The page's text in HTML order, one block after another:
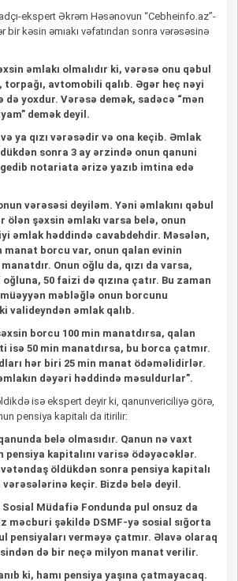
ekspert Əkrəm Həsənovun “Cebheinfo.az”-
bir kəsin əmıakı vəfatından sonra vərəsəsinə
əmlakı olmalıdır ki, vərəsə onu qəbul
torpağı, avtomobili qalıb. Əgər heç nəyi
də yoxdur. Vərəsə demək, sadəcə “mən
demək deyil.
ya qızı vərəsədir və ona keçib. Əmlak
sonra 3 ay ərzində onun qanuni
notariata ərizə yazıb imtina edə
vərəsəsi deyiləm. Yəni əmlakını qəbul
şəxsin əmlakı varsa belə, onun
əmlak həddində cavabdehdir. Məsələn,
manat borcu var, onun qalan evinin
Onun oğlu da, qızı da varsa,
50 faizi də qızına çatır. Bu zaman
müəyyən məbləğlə onun borcunu
valideyndən əmlak qalıb.
borcu 100 min manatdırsa, qalan
isə 50 min manatdırsa, bu borca çatmır.
hər biri 25 min manat ödəməlidirlər.
dəyəri həddində məsuldurlar”.
isə ekspert deyir ki, qanunvericiliyə görə,
pensiya kapitalı da itirilir:
belə olmasıdır. Qanun nə vaxt
pensiya kapitalını varisə ödəyəcəklər.
öldükdən sonra pensiya kapitalı
keçir. Bizdə belə deyil.
Müdafiə Fondunda pul onsuz da
məcburi şəkildə DSMF-yə sosial sığorta
pensiyaları verməyə çatmır. Əlavə olaraq
də bir neçə milyon manat verilir.
ki, hamı pensiya yaşına çatmayacaq.